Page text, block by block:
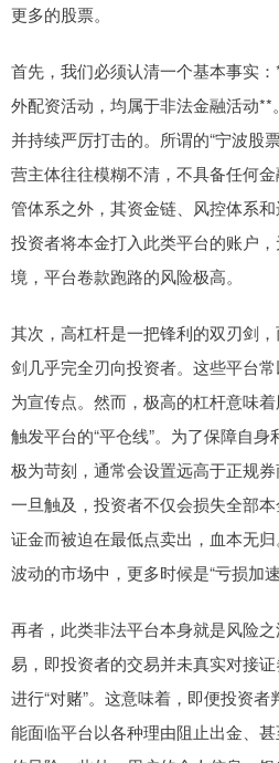
更多的股票。
首先，我们必须认清一个基本事实
外配资活动，均属于非法金融活动
并持续严厉打击的。所谓的“宁波股
营主体往往模糊不清，不具备任何
管体系之外，其资金链、风控体系和
投资者将本金打入此类平台的账户
境，平台卷款跑路的风险极高。
其次，高杠杆是一把锋利的双刃剑
剑几乎完全刃向投资者。这些平台
为宣传点。然而，极高的杠杆意味
触发平台的“平仓线”。为了保障自
极为苛刻，通常会设置远高于正规券
一旦触及，投资者不仅会损失全部
证金而被迫在最低点卖出，血本无
波动的市场中，更多时候是“亏损加速
再者，此类非法平台本身就是风险
易，即投资者的交易并未真实对接
进行“对赌”。这意味着，即便投资
能面临平台以各种理由阻止出金、